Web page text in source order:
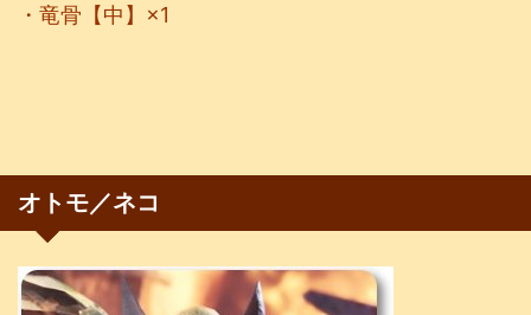
・竜骨【中】×1
オトモ／ネコ